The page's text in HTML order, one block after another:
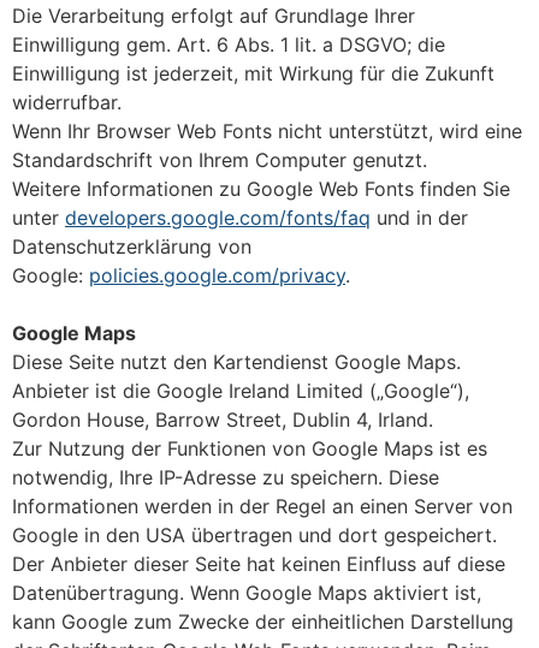
Die Verarbeitung erfolgt auf Grundlage Ihrer
Einwilligung gem. Art. 6 Abs. 1 lit. a DSGVO; die
Einwilligung ist jederzeit, mit Wirkung für die Zukunft
widerrufbar.
Wenn Ihr Browser Web Fonts nicht unterstützt, wird eine
Standardschrift von Ihrem Computer genutzt.
Weitere Informationen zu Google Web Fonts finden Sie
unter developers.google.com/fonts/faq und in der
Datenschutzerklärung von
Google: policies.google.com/privacy.
Google Maps
Diese Seite nutzt den Kartendienst Google Maps.
Anbieter ist die Google Ireland Limited („Google“),
Gordon House, Barrow Street, Dublin 4, Irland.
Zur Nutzung der Funktionen von Google Maps ist es
notwendig, Ihre IP-Adresse zu speichern. Diese
Informationen werden in der Regel an einen Server von
Google in den USA übertragen und dort gespeichert.
Der Anbieter dieser Seite hat keinen Einfluss auf diese
Datenübertragung. Wenn Google Maps aktiviert ist,
kann Google zum Zwecke der einheitlichen Darstellung